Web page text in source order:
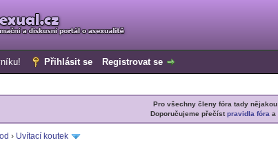
Přihlásit se Registrovat se
Pro všechny členy fóra tady
Doporučujeme přečístpravidla fóra a
› Uvítací koutek